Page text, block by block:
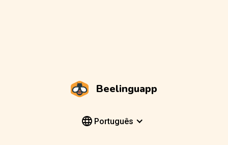
Beelinguapp
Português